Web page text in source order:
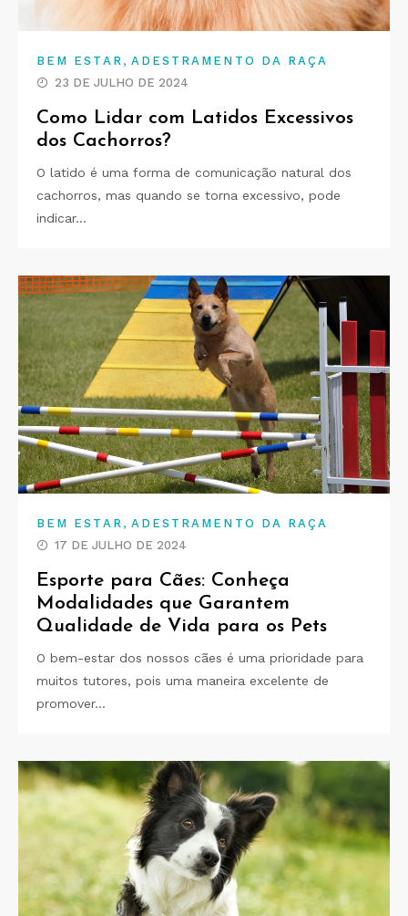
BEM ESTAR , ADESTRAMENTO DA RAÇA
23 DE JULHO DE 2024
Como Lidar com Latidos Excessivos
dos Cachorros?
O latido é uma forma de comunicação natural dos
cachorros, mas quando se torna excessivo, pode
indicar…
BEM ESTAR , ADESTRAMENTO DA RAÇA
17 DE JULHO DE 2024
Esporte para Cães: Conheça
Modalidades que Garantem
Qualidade de Vida para os Pets
O bem-estar dos nossos cães é uma prioridade para
muitos tutores, pois uma maneira excelente de
promover…